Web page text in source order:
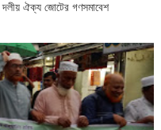
দলীয় ঐক্য জোটের গণসমাবেশ